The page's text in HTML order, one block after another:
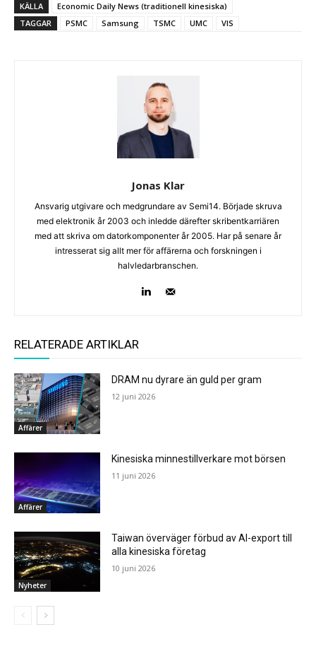
KÄLLA
Economic Daily News (traditionell kinesiska)
TAGGAR
PSMC Samsung TSMC UMC VIS
Jonas Klar
Ansvarig utgivare och medgrundare av Semi14. Började skruva
med elektronik år 2003 och inledde därefter skribentkarriären
med att skriva om datorkomponenter år 2005. Har på senare år
intresserat sig allt mer för affärerna och forskningen i
halvledarbranschen.
RELATERADE ARTIKLAR
Affärer
DRAM nu dyrare än guld per gram
12 juni 2026
Affärer
Kinesiska minnestillverkare mot börsen
11 juni 2026
Nyheter
Taiwan överväger förbud av AI-export till
alla kinesiska företag
10 juni 2026